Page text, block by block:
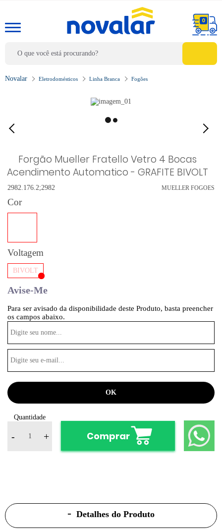
0
Eletrodomésticos Linha Branca Fogões
Forgão Mueller Fratello Vetro 4 Bocas
Acendimento Automatico - GRAFITE BIVOLT
MUELLER FOGOES
2982.176.2;2982
Cor
Voltagem
BIVOLT
Avise-Me
Para ser avisado da disponibilidade deste Produto, basta preencher
os campos abaixo.
Quantidade
- + Comprar
Detalhes do Produto